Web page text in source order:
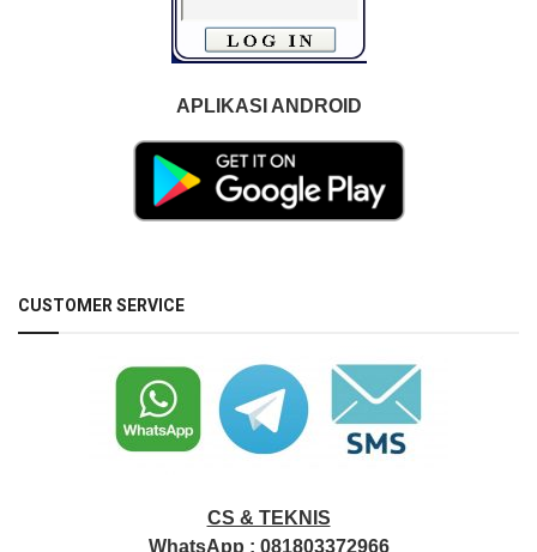
APLIKASI ANDROID
CUSTOMER SERVICE
CS & TEKNIS
WhatsApp : 081803372966